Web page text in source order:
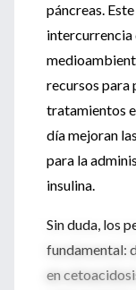
páncreas.
intercurrencia
recursos para
tratamientos
día mejoran
para la
insulina.
Sin duda, los
fundamental:
en